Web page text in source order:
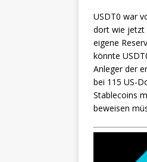
USDT0 war
dort wie jetzt
eigene
könnte
Anleger der
bei 115 US-
Stablecoins
beweisen